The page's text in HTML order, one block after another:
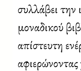
συλλάβει την
μοναδικού
απίστευτη